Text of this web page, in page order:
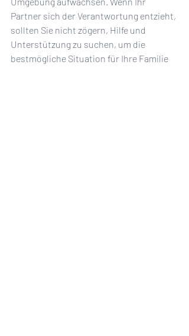
Partner sich der Verantwortung entzieht,
sollten Sie nicht zögern, Hilfe und
Unterstützung zu suchen, um die
bestmögliche Situation für Ihre Familie